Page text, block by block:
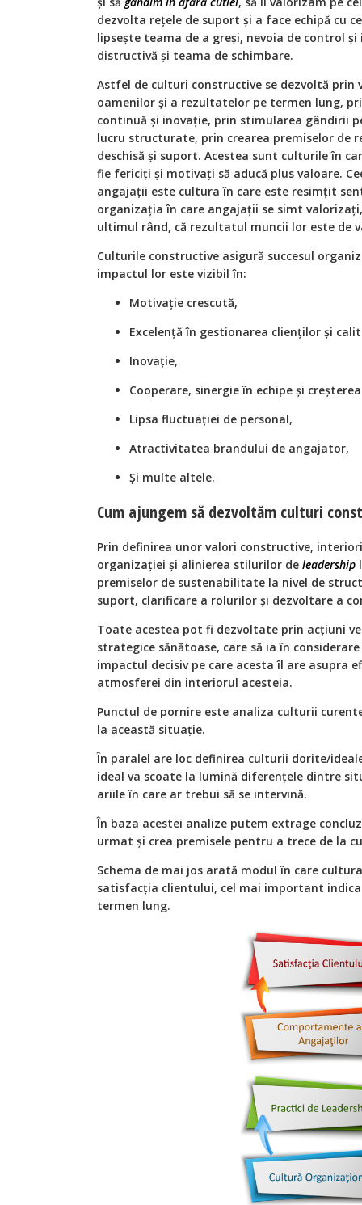
dezvolta rețele de suport și a face echipă cu
lipsește teama de a greși, nevoia de control
distructivă și teama de schimbare.
Astfel de culturi constructive se dezvoltă prin
oamenilor și a rezultatelor pe termen lung,
continuă și inovație, prin stimularea gândirii
lucru structurate, prin crearea premiselor de
deschisă și suport. Acestea sunt culturile în
fie fericiți și motivați să aducă plus valoare.
angajații este cultura în care este resimțit
organizația în care angajații se simt
ultimul rând, că rezultatul muncii lor este de
Culturile constructive asigură succesul
impactul lor este vizibil în:
Motivație crescută,
Excelență în gestionarea clienților și
Inovație,
Cooperare, sinergie în echipe și
Lipsa fluctuației de personal,
Atractivitatea brandului de angajator,
Și multe altele.
Cum ajungem să dezvoltăm culturi
Prin definirea unor valori constructive,
organizației și alinierea stilurilor de leadership
premiselor de sustenabilitate la nivel de
suport, clarificare a rolurilor și dezvoltare a
Toate acestea pot fi dezvoltate prin acțiuni
strategice sănătoase, care să ia în
impactul decisiv pe care acesta îl are asupra
atmosferei din interiorul acesteia.
Punctul de pornire este analiza culturii
la această situație.
În paralel are loc definirea culturii dorite/
ideal va scoate la lumină diferențele dintre
ariile în care ar trebui să se intervină.
În baza acestei analize putem extrage
urmat și crea premisele pentru a trece de la
Schema de mai jos arată modul în care
satisfacția clientului, cel mai important
termen lung.